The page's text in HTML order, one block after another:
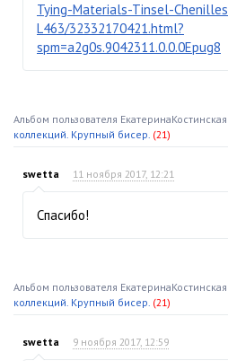
Tying-Materials-Tinsel-
L463/32332170421.html?
spm=a2g0s.9042311.0.0.0Epug8
Альбом пользователя ЕкатеринаКостинская
коллекций. Крупный бисер. (21)
swetta 11 ноября 2017, 12:21
Спасибо!
Альбом пользователя ЕкатеринаКостинская
коллекций. Крупный бисер. (21)
swetta 9 ноября 2017, 12:59